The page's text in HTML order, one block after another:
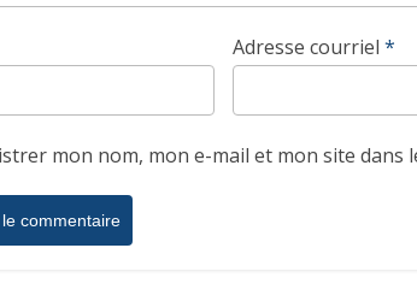
Adresse courriel *
mon nom, mon e-mail et mon site